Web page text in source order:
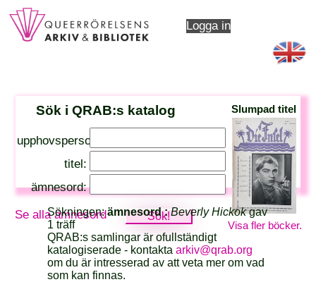
Logga in
Sök i QRAB:s katalog
upphovsperson:
titel:
ämnesord:
Se alla ämnesord
Slumpad titel
Visa fler böcker.
Sökningen:ämnesord :Beverly Hickokgav
1 träff
QRAB:s samlingar är ofullständigt
katalogiserade - kontaktaarkiv@qrab.org
om du är intresserad av att veta mer om vad
som kan finnas.